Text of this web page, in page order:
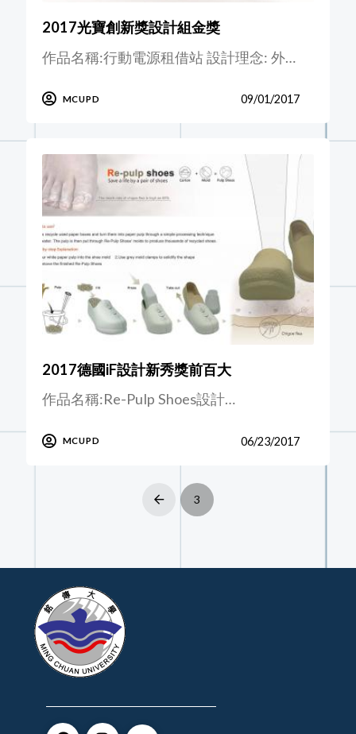
2017光寶創新獎設計組金獎
作品名稱:行動電源租借站 設計理念: 外…
MCUPD 09/01/2017
2017德國iF設計新秀獎前百大
作品名稱:Re-Pulp Shoes設計…
MCUPD 06/23/2017
Prev 3